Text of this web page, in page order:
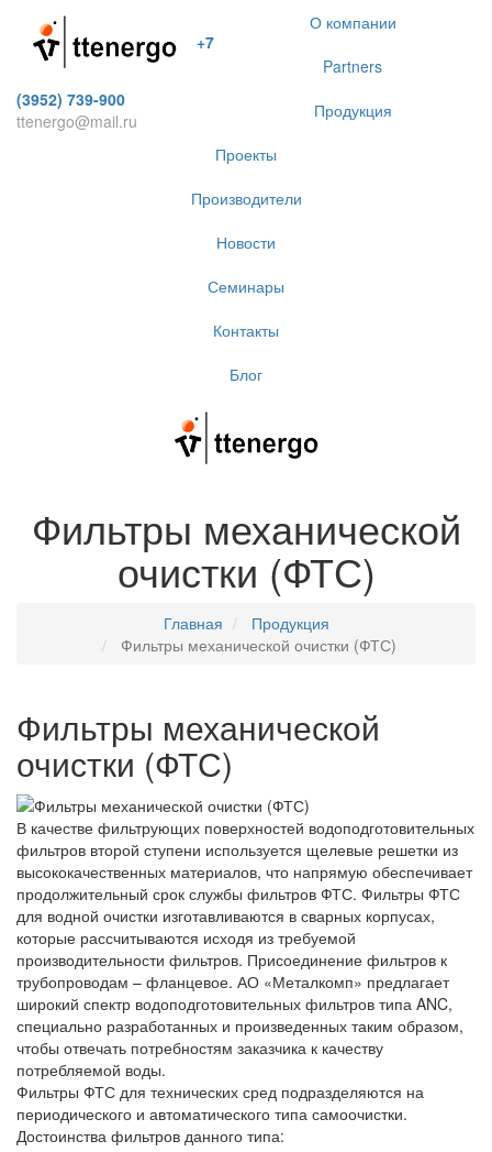
+7
(3952) 739-900
ttenergo@mail.ru
О компании
Partners
Продукция
Проекты
Производители
Новости
Семинары
Контакты
Блог
Фильтры механической
очистки (ФТС)
Главная
Продукция
Фильтры механической очистки (ФТС)
Фильтры механической
очистки (ФТС)
В качестве фильтрующих поверхностей водоподготовительных
фильтров второй ступени используется щелевые решетки из
высококачественных материалов, что напрямую обеспечивает
продолжительный срок службы фильтров ФТС. Фильтры ФТС
для водной очистки изготавливаются в сварных корпусах,
которые рассчитываются исходя из требуемой
производительности фильтров. Присоединение фильтров к
трубопроводам – фланцевое. АО «Металкомп» предлагает
широкий спектр водоподготовительных фильтров типа ANC,
специально разработанных и произведенных таким образом,
чтобы отвечать потребностям заказчика к качеству
потребляемой воды.
Фильтры ФТС для технических сред подразделяются на
периодического и автоматического типа самоочистки.
Достоинства фильтров данного типа: